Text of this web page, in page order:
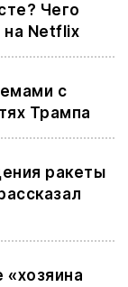
Чего
на Netflix
с
Трампа
ракеты